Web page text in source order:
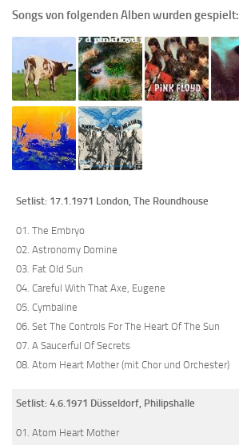
Songs von folgenden Alben wurden gespielt:
Setlist: 17.1.1971 London, The Roundhouse
01. The Embryo
02. Astronomy Domine
03. Fat Old Sun
04. Careful With That Axe, Eugene
05. Cymbaline
06. Set The Controls For The Heart Of The Sun
07. A Saucerful Of Secrets
08. Atom Heart Mother (mit Chor und Orchester)
Setlist: 4.6.1971 Düsseldorf, Philipshalle
01. Atom Heart Mother